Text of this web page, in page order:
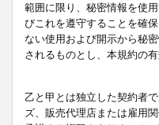
範囲に限り、秘密情報を使
びこれを遵守することを確
ない使用および開示から秘
されるものとし、本規約の
乙と甲とは独立した契約者
ズ、販売代理店または雇用